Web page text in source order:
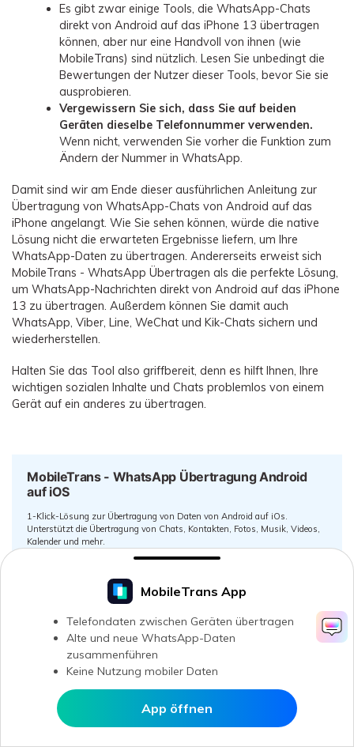
In MobileTrans öffnen
MobileTrans App
Telefondaten zwischen Geräten übertragen
Alte und neue WhatsApp-Daten
zusammenführen
Keine Nutzung mobiler Daten
App öffnen
Es gibt zwar einige Tools, die WhatsApp-Chats
direkt von Android auf das iPhone 13 übertragen
können, aber nur eine Handvoll von ihnen (wie
MobileTrans) sind nützlich. Lesen Sie unbedingt die
Bewertungen der Nutzer dieser Tools, bevor Sie sie
ausprobieren.
Vergewissern Sie sich, dass Sie auf beiden
Geräten dieselbe Telefonnummer verwenden.
Wenn nicht, verwenden Sie vorher die Funktion zum
Ändern der Nummer in WhatsApp.
Damit sind wir am Ende dieser ausführlichen Anleitung zur
Übertragung von WhatsApp-Chats von Android auf das
iPhone angelangt. Wie Sie sehen können, würde die native
Lösung nicht die erwarteten Ergebnisse liefern, um Ihre
WhatsApp-Daten zu übertragen. Andererseits erweist sich
MobileTrans - WhatsApp Übertragen als die perfekte Lösung,
um WhatsApp-Nachrichten direkt von Android auf das iPhone
13 zu übertragen. Außerdem können Sie damit auch
WhatsApp, Viber, Line, WeChat und Kik-Chats sichern und
wiederherstellen.
Halten Sie das Tool also griffbereit, denn es hilft Ihnen, Ihre
wichtigen sozialen Inhalte und Chats problemlos von einem
Gerät auf ein anderes zu übertragen.
MobileTrans - WhatsApp Übertragung Android
auf iOS
1-Klick-Lösung zur Übertragung von Daten von Android auf iOs.
Unterstützt die Übertragung von Chats, Kontakten, Fotos, Musik, Videos,
Kalender und mehr.
FAQ: Kann man WhatsApp-Daten über
„Nummer ändern“ Feature von Android
auf iPhone übertragen?
Die Antwort ist NEIN. Wenn Sie versuchen, im Internet nach